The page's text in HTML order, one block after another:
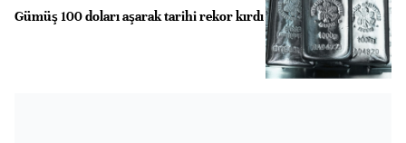
Gümüş 100 doları aşarak tarihi rekor kırdı